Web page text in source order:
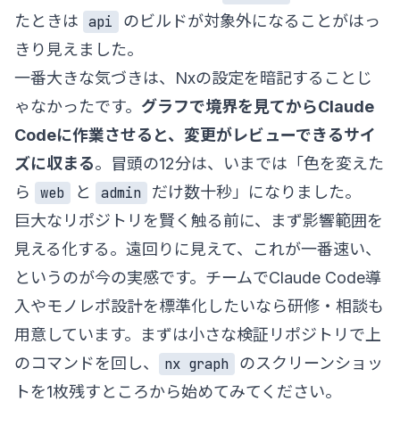
たときは api
のビルドが対象外になることがはっ
きり見えました。
一番大きな気づきは、Nxの設定を暗記することじ
ゃなかったです。 グラフで境界を見てからClaude
Codeに作業させると、変更がレビューできるサイ
ズに収まる。冒頭の12分は、いまでは「色を変えた
ら
web と admin
だけ数十秒」になりました。
巨大なリポジトリを賢く触る前に、まず影響範囲を
見える化する。遠回りに見えて、これが一番速い、
というのが今の実感です。チームでClaude Code導
入やモノレポ設計を標準化したいなら研修・相談も
用意しています。まずは小さな検証リポジトリで上
のコマンドを回し、
nx graph
のスクリーンショッ
トを1枚残すところから始めてみてください。